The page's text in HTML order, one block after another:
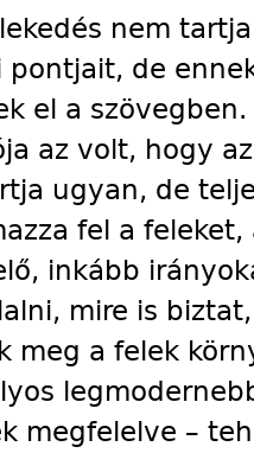
nem
de
el a
az volt, hogy
ugyan, de
fel a
inkább
mire is
meg a felek
megfelelve –